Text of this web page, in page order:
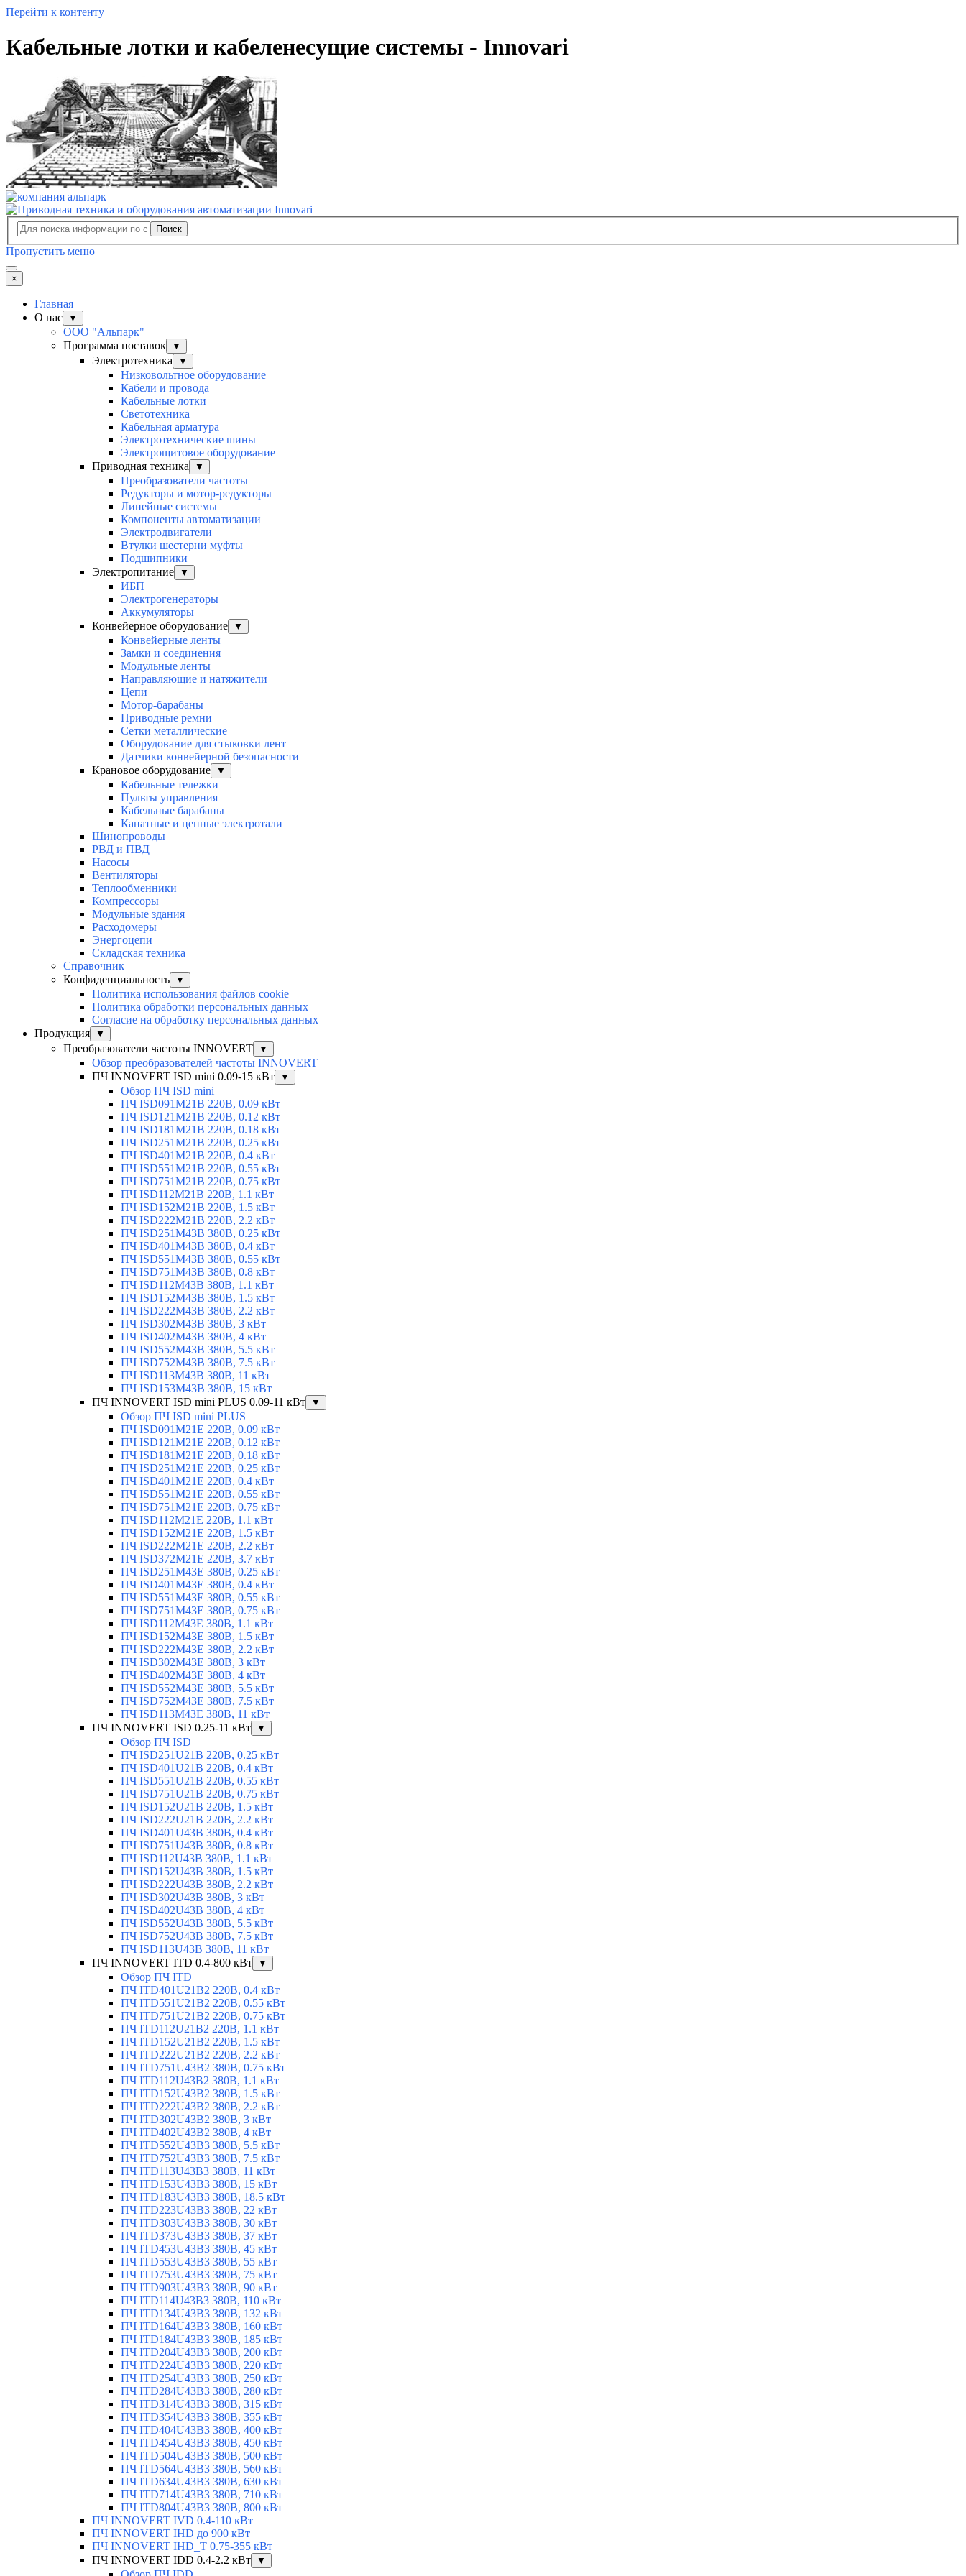
Перейти к контенту
Кабельные лотки и кабеленесущие системы - Innovari
Поиск
Пропустить меню
×
Главная
О нас
▼
ООО "Альпарк"
Программа поставок
▼
Электротехника ▼
Низковольтное оборудование
Кабели и провода
Кабельные лотки
Светотехника
Кабельная арматура
Электротехнические шины
Электрощитовое оборудование
Приводная техника
▼
Преобразователи частоты
Редукторы и мотор-редукторы
Линейные системы
Компоненты автоматизации
Электродвигатели
Втулки шестерни муфты
Подшипники
Электропитание
▼
ИБП
Электрогенераторы
Аккумуляторы
Конвейерное оборудование
▼
Конвейерные ленты
Замки и соединения
Модульные ленты
Направляющие и натяжители
Цепи
Мотор-барабаны
Приводные ремни
Сетки металлические
Оборудование для стыковки лент
Датчики конвейерной безопасности
Крановое оборудование
▼
Кабельные тележки
Пульты управления
Кабельные барабаны
Канатные и цепные электротали
Шинопроводы
РВД и ПВД
Насосы
Вентиляторы
Теплообменники
Компрессоры
Модульные здания
Расходомеры
Энергоцепи
Складская техника
Справочник
Конфиденциальность
▼
Политика использования файлов cookie
Политика обработки персональных данных
Согласие на обработку персональных данных
Продукция
▼
Преобразователи частоты INNOVERT ▼
Обзор преобразователей частоты INNOVERT
ПЧ INNOVERT ISD mini 0.09-15 кВт
▼
Обзор ПЧ ISD mini
ПЧ ISD091M21B 220В, 0.09 кВт
ПЧ ISD121M21B 220В, 0.12 кВт
ПЧ ISD181M21B 220В, 0.18 кВт
ПЧ ISD251M21B 220В, 0.25 кВт
ПЧ ISD401M21B 220В, 0.4 кВт
ПЧ ISD551M21B 220В, 0.55 кВт
ПЧ ISD751M21B 220В, 0.75 кВт
ПЧ ISD112M21B 220В, 1.1 кВт
ПЧ ISD152M21B 220В, 1.5 кВт
ПЧ ISD222M21B 220В, 2.2 кВт
ПЧ ISD251M43B 380В, 0.25 кВт
ПЧ ISD401M43B 380В, 0.4 кВт
ПЧ ISD551M43B 380В, 0.55 кВт
ПЧ ISD751M43B 380В, 0.8 кВт
ПЧ ISD112M43B 380В, 1.1 кВт
ПЧ ISD152M43B 380В, 1.5 кВт
ПЧ ISD222M43B 380В, 2.2 кВт
ПЧ ISD302M43B 380В, 3 кВт
ПЧ ISD402M43B 380В, 4 кВт
ПЧ ISD552M43B 380В, 5.5 кВт
ПЧ ISD752M43B 380В, 7.5 кВт
ПЧ ISD113M43B 380В, 11 кВт
ПЧ ISD153M43B 380В, 15 кВт
ПЧ INNOVERT ISD mini PLUS 0.09-11 кВт
▼
Обзор ПЧ ISD mini PLUS
ПЧ ISD091M21E 220В, 0.09 кВт
ПЧ ISD121M21E 220В, 0.12 кВт
ПЧ ISD181M21E 220В, 0.18 кВт
ПЧ ISD251M21E 220В, 0.25 кВт
ПЧ ISD401M21E 220В, 0.4 кВт
ПЧ ISD551M21E 220В, 0.55 кВт
ПЧ ISD751M21E 220В, 0.75 кВт
ПЧ ISD112M21E 220В, 1.1 кВт
ПЧ ISD152M21E 220В, 1.5 кВт
ПЧ ISD222M21E 220В, 2.2 кВт
ПЧ ISD372M21E 220В, 3.7 кВт
ПЧ ISD251M43E 380В, 0.25 кВт
ПЧ ISD401M43E 380В, 0.4 кВт
ПЧ ISD551M43E 380В, 0.55 кВт
ПЧ ISD751M43E 380В, 0.75 кВт
ПЧ ISD112M43E 380В, 1.1 кВт
ПЧ ISD152M43E 380В, 1.5 кВт
ПЧ ISD222M43E 380В, 2.2 кВт
ПЧ ISD302M43E 380В, 3 кВт
ПЧ ISD402M43E 380В, 4 кВт
ПЧ ISD552M43E 380В, 5.5 кВт
ПЧ ISD752M43E 380В, 7.5 кВт
ПЧ ISD113M43E 380В, 11 кВт
ПЧ INNOVERT ISD 0.25-11 кВт
▼
Обзор ПЧ ISD
ПЧ ISD251U21B 220В, 0.25 кВт
ПЧ ISD401U21B 220В, 0.4 кВт
ПЧ ISD551U21B 220В, 0.55 кВт
ПЧ ISD751U21B 220В, 0.75 кВт
ПЧ ISD152U21B 220В, 1.5 кВт
ПЧ ISD222U21B 220В, 2.2 кВт
ПЧ ISD401U43B 380В, 0.4 кВт
ПЧ ISD751U43B 380В, 0.8 кВт
ПЧ ISD112U43B 380В, 1.1 кВт
ПЧ ISD152U43B 380В, 1.5 кВт
ПЧ ISD222U43B 380В, 2.2 кВт
ПЧ ISD302U43B 380В, 3 кВт
ПЧ ISD402U43B 380В, 4 кВт
ПЧ ISD552U43B 380В, 5.5 кВт
ПЧ ISD752U43B 380В, 7.5 кВт
ПЧ ISD113U43B 380В, 11 кВт
ПЧ INNOVERT ITD 0.4-800 кВт
▼
Обзор ПЧ ITD
ПЧ ITD401U21B2 220В, 0.4 кВт
ПЧ ITD551U21B2 220В, 0.55 кВт
ПЧ ITD751U21B2 220В, 0.75 кВт
ПЧ ITD112U21B2 220В, 1.1 кВт
ПЧ ITD152U21B2 220В, 1.5 кВт
ПЧ ITD222U21B2 220В, 2.2 кВт
ПЧ ITD751U43B2 380В, 0.75 кВт
ПЧ ITD112U43B2 380В, 1.1 кВт
ПЧ ITD152U43B2 380В, 1.5 кВт
ПЧ ITD222U43B2 380В, 2.2 кВт
ПЧ ITD302U43B2 380В, 3 кВт
ПЧ ITD402U43B2 380В, 4 кВт
ПЧ ITD552U43B3 380В, 5.5 кВт
ПЧ ITD752U43B3 380В, 7.5 кВт
ПЧ ITD113U43B3 380В, 11 кВт
ПЧ ITD153U43B3 380В, 15 кВт
ПЧ ITD183U43B3 380В, 18.5 кВт
ПЧ ITD223U43B3 380В, 22 кВт
ПЧ ITD303U43B3 380В, 30 кВт
ПЧ ITD373U43B3 380В, 37 кВт
ПЧ ITD453U43B3 380В, 45 кВт
ПЧ ITD553U43B3 380В, 55 кВт
ПЧ ITD753U43B3 380В, 75 кВт
ПЧ ITD903U43B3 380В, 90 кВт
ПЧ ITD114U43B3 380В, 110 кВт
ПЧ ITD134U43B3 380В, 132 кВт
ПЧ ITD164U43B3 380В, 160 кВт
ПЧ ITD184U43B3 380В, 185 кВт
ПЧ ITD204U43B3 380В, 200 кВт
ПЧ ITD224U43B3 380В, 220 кВт
ПЧ ITD254U43B3 380В, 250 кВт
ПЧ ITD284U43B3 380В, 280 кВт
ПЧ ITD314U43B3 380В, 315 кВт
ПЧ ITD354U43B3 380В, 355 кВт
ПЧ ITD404U43B3 380В, 400 кВт
ПЧ ITD454U43B3 380В, 450 кВт
ПЧ ITD504U43B3 380В, 500 кВт
ПЧ ITD564U43B3 380В, 560 кВт
ПЧ ITD634U43B3 380В, 630 кВт
ПЧ ITD714U43B3 380В, 710 кВт
ПЧ ITD804U43B3 380В, 800 кВт
ПЧ INNOVERT IVD 0.4-110 кВт
ПЧ INNOVERT IHD до 900 кВт
ПЧ INNOVERT IHD_T 0.75-355 кВт
ПЧ INNOVERT IDD 0.4-2.2 кВт
▼